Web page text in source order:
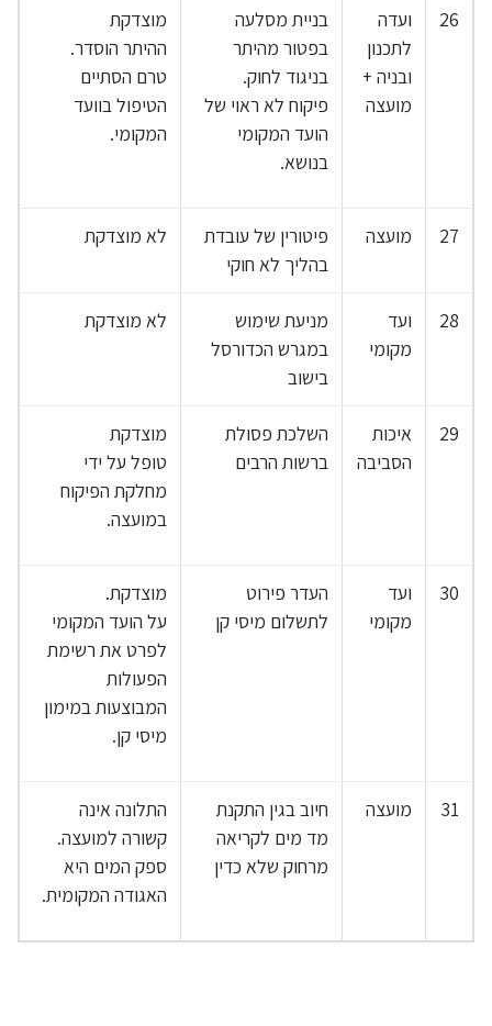
26
ועדה
לתכנון
ובניה +
מועצה
בניית מסלעה
בפטור מהיתר
בניגוד לחוק.
פיקוח לא ראוי של
הועד המקומי
בנושא.
מוצדקת
ההיתר הוסדר.
טרם הסתיים
הטיפול בוועד
המקומי.
27 מועצה
פיטורין של עובדת
בהליך לא חוקי
לא מוצדקת
28
ועד
מקומי
מניעת שימוש
במגרש הכדורסל
בישוב
לא מוצדקת
29
איכות
הסביבה
השלכת פסולת
ברשות הרבים
מוצדקת
טופל על ידי
מחלקת הפיקוח
במועצה.
30
ועד
מקומי
העדר פירוט
לתשלום מיסי קן
מוצדקת.
על הועד המקומי
לפרט את רשימת
הפעולות
המבוצעות במימון
מיסי קן.
31 מועצה
חיוב בגין התקנת
מד מים לקריאה
מרחוק שלא כדין
התלונה אינה
קשורה למועצה.
ספק המים היא
האגודה המקומית.